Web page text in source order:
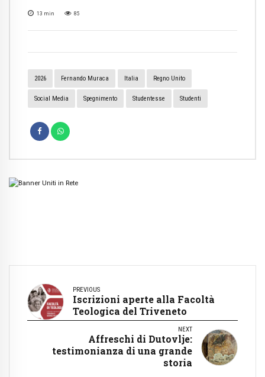
13 min 85
2026 Fernando Muraca Italia Regno Unito
Social Media Spegnimento Studentesse Studenti
PREVIOUS
Iscrizioni aperte alla Facoltà
Teologica del Triveneto
NEXT
Affreschi di Dutovlje:
testimonianza di una grande
storia